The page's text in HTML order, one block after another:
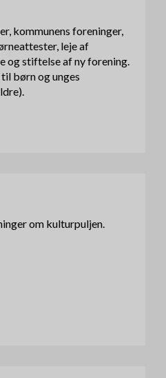
kommunens foreninger,
leje af
og stiftelse af ny forening.
børn og unges
om kulturpuljen.